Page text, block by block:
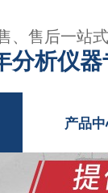
、售后一站
分析仪
产品